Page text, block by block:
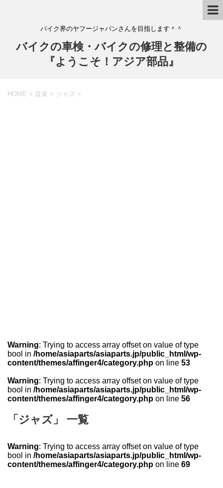
バイク界のヤフージャパンさんを目指します＾＾
バイクの車検・バイクの修理と整備の
『ようこそ！アジア部品』
HOME > 音楽 > ジャズ >
Warning: Trying to access array offset on value of type
bool in /home/asiaparts/asiaparts.jp/public_html/wp-
content/themes/affinger4/category.php on line 53
Warning: Trying to access array offset on value of type
bool in /home/asiaparts/asiaparts.jp/public_html/wp-
content/themes/affinger4/category.php on line 56
「ジャズ」 一覧
Warning: Trying to access array offset on value of type
bool in /home/asiaparts/asiaparts.jp/public_html/wp-
content/themes/affinger4/category.php on line 69